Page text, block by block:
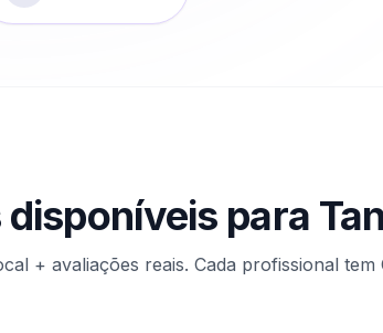
para
+ avaliações reais. Cada profissional tem